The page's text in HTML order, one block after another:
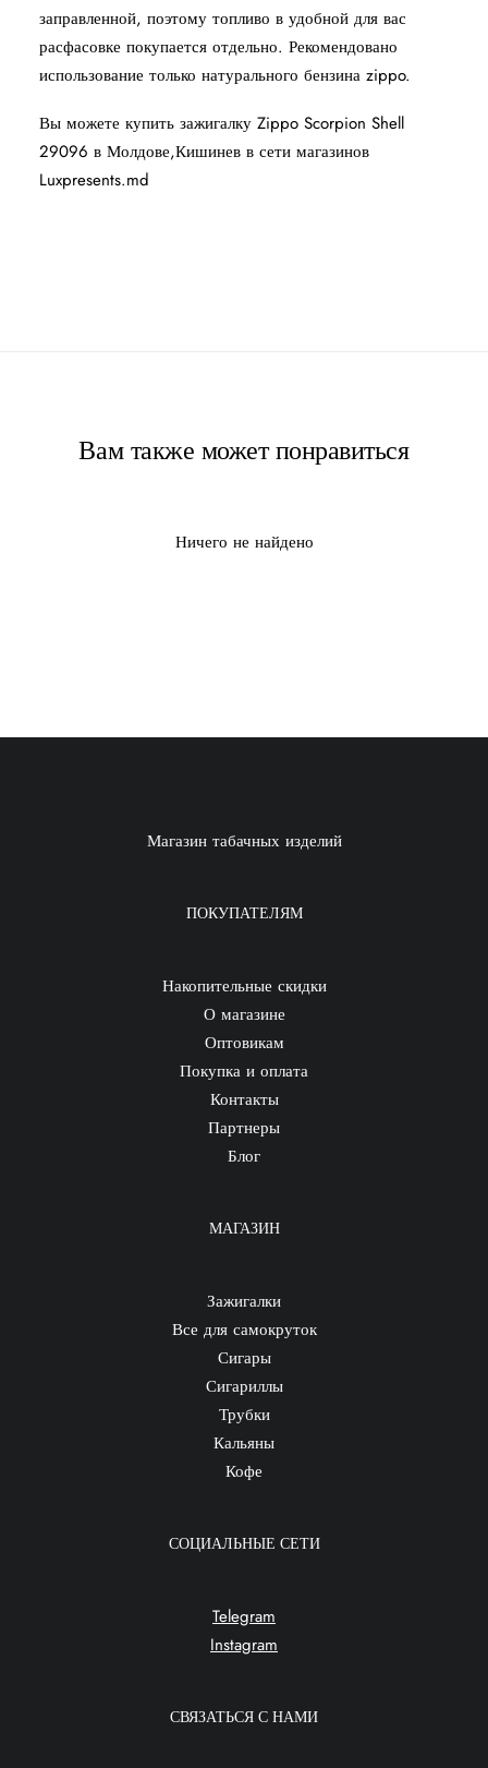
заправленной, поэтому топливо в удобной для вас
расфасовке покупается отдельно. Рекомендовано
использование только натурального бензина zippo.
Вы можете купить зажигалку Zippo Scorpion Shell
29096 в Молдове,Кишинев в сети магазинов
Luxpresents.md
Вам также может понравиться
Ничего не найдено
Магазин табачных изделий
ПОКУПАТЕЛЯМ
Накопительные скидки
О магазине
Оптовикам
Покупка и оплата
Контакты
Партнеры
Блог
МАГАЗИН
Зажигалки
Все для самокруток
Сигары
Сигариллы
Трубки
Кальяны
Кофе
СОЦИАЛЬНЫЕ СЕТИ
Telegram
Instagram
СВЯЗАТЬСЯ С НАМИ